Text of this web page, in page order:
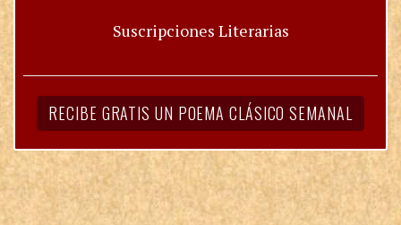
Suscripciones Literarias
RECIBE GRATIS UN POEMA CLÁSICO SEMANAL